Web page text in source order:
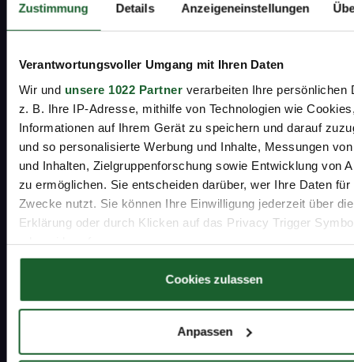
Zustimmung Details Anzeigeneinstellungen
Verantwortungsvoller Umgang mit Ihren Daten
Wir und unsere 1022 Partnerverarbeiten Ihre persönlichen
z. B. Ihre IP-Adresse, mithilfe von Technologien wie
Informationen auf Ihrem Gerät zu speichern und darauf
und so personalisierte Werbung und Inhalte, Messungen
und Inhalten, Zielgruppenforschung sowie Entwicklung von
zu ermöglichen. Sie entscheiden darüber, wer Ihre Daten für
Zwecke nutzt. Sie können Ihre Einwilligung jederzeit über
Erklärung oder durch Klicken auf das Privacy Trigger
Wenn Sie es erlauben, würden wir auch gerne:
Informationen über Ihre geografische Lage erfassen,
Ihr Gerät durch aktives Scannen nach bestimmten
(Fingerprinting) identifizieren
Cookies zulassen
Anpassen
unverbindlich beraten –
wir nehmen uns Zeit für Sie.
Kostenlos anrufen
Mo-Fr 8-16 Uhr
0800 22 97 466
Beratung buchen
schnell und unverbindlich
Beratungstermin vereinbaren